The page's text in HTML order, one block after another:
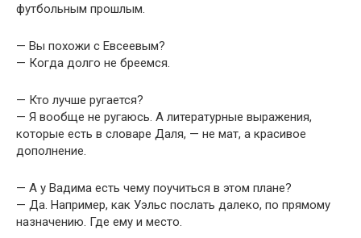
футбольным прошлым.
— Вы похожи с Евсеевым?
— Когда долго не бреемся.
— Кто лучше ругается?
— Я вообще не ругаюсь. А литературные выражения,
которые есть в словаре Даля, — не мат, а красивое
дополнение.
— А у Вадима есть чему поучиться в этом плане?
— Да. Например, как Уэльс послать далеко, по прямому
назначению. Где ему и место.